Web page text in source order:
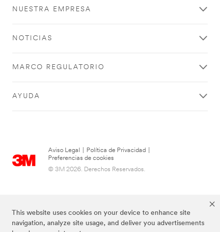
This website uses cookies on your device to enhance site
navigation, analyze site usage, and deliver you advertisements
NUESTRA EMPRESA
NOTICIAS
MARCO REGULATORIO
AYUDA
Aviso Legal Política de Privacidad
Preferencias de cookies
© 3M 2026. Derechos Reservados.